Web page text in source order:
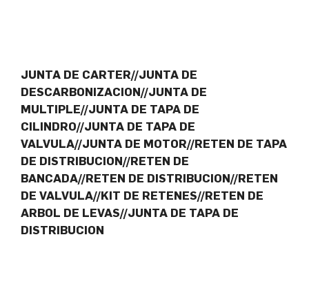
JUNTA DE CARTER//JUNTA DE
DESCARBONIZACION//JUNTA DE
MULTIPLE//JUNTA DE TAPA DE
CILINDRO//JUNTA DE TAPA DE
VALVULA//JUNTA DE MOTOR//RETEN DE TAPA
DE DISTRIBUCION//RETEN DE
BANCADA//RETEN DE DISTRIBUCION//RETEN
DE VALVULA//KIT DE RETENES//RETEN DE
ARBOL DE LEVAS//JUNTA DE TAPA DE
DISTRIBUCION